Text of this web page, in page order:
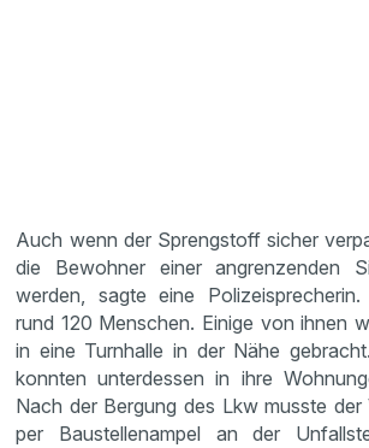
Auch wenn der Sprengstoff sicher
die Bewohner einer angrenzenden
werden, sagte eine
rund 120 Menschen. Einige von ihnen
in eine Turnhalle in der Nähe
konnten unterdessen in ihre
Nach der Bergung des Lkw musste der
per Baustellenampel an der